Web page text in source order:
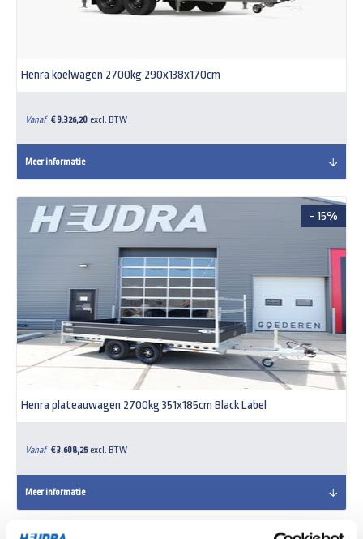
Henra koelwagen 2700kg 290x138x170cm
Vanaf € 9.326,20 excl. BTW
Meer informatie
- 15%
Henra plateauwagen 2700kg 351x185cm Black Label
Vanaf € 3.608,25 excl. BTW
Meer informatie